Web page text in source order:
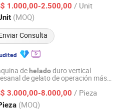
1.000,00-2.500,00 / Unit
(MOQ)
Consulta
Desde 2012
de heladoduro vertical
de gelato de operación más
3.000,00-8.000,00 / Pieza
(MOQ)
Manufacturing Co., Ltd.
Desde 2010